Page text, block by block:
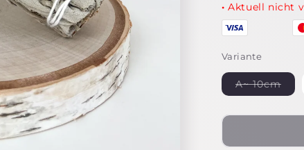
· Aktuell nicht
Variante
A~ 10cm
Variante
oder